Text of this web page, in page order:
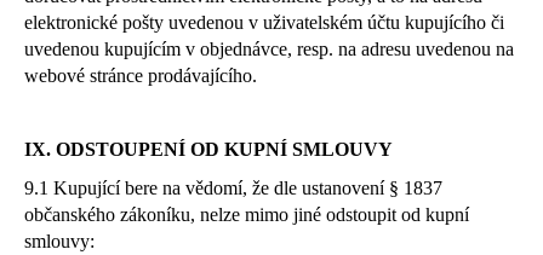
elektronické pošty uvedenou v uživatelském účtu kupujícího či
uvedenou kupujícím v objednávce, resp. na adresu uvedenou na
webové stránce prodávajícího.
IX. ODSTOUPENÍ OD KUPNÍ SMLOUVY
9.1 Kupující bere na vědomí, že dle ustanovení § 1837
občanského zákoníku, nelze mimo jiné odstoupit od kupní
smlouvy: